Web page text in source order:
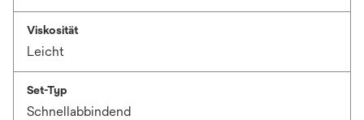
Viskosität
Leicht
Set-Typ
Schnellabbindend